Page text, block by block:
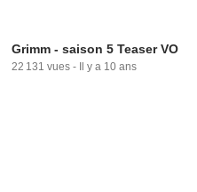
Grimm - saison 5 Teaser VO
22 131 vues - Il y a 10 ans